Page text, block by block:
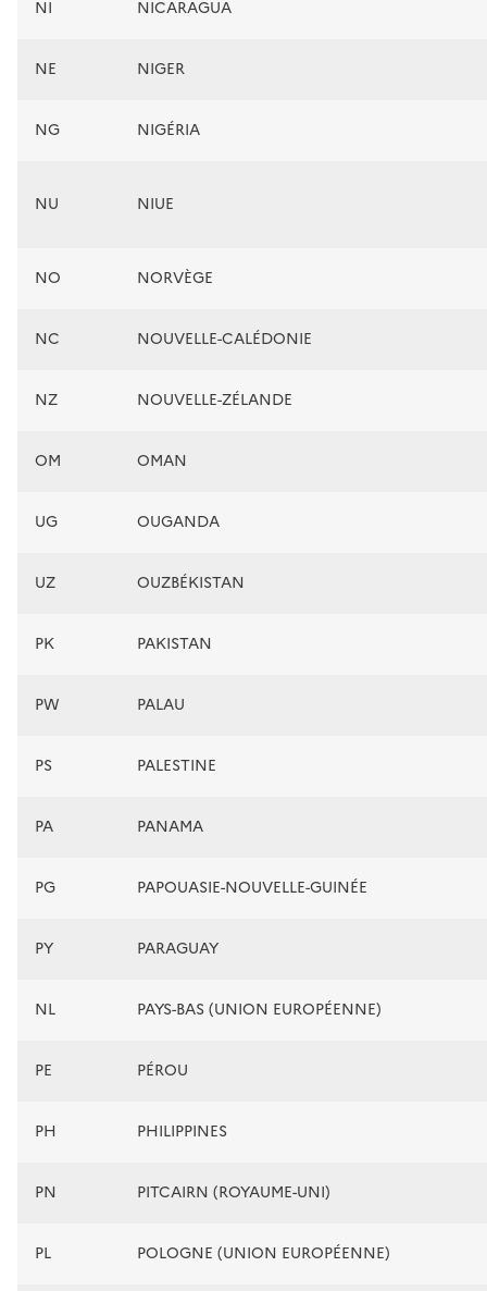
NI NICARAGUA
NE NIGER
NG NIGÉRIA
NU NIUE
NO NORVÈGE
NC NOUVELLE-CALÉDONIE
NZ NOUVELLE-ZÉLANDE
OM OMAN
UG OUGANDA
UZ OUZBÉKISTAN
PK PAKISTAN
PW PALAU
PS PALESTINE
PA PANAMA
PG PAPOUASIE-NOUVELLE-GUINÉE
PY PARAGUAY
NL PAYS-BAS (UNION EUROPÉENNE)
PE PÉROU
PH PHILIPPINES
PN PITCAIRN (ROYAUME-UNI)
PL POLOGNE (UNION EUROPÉENNE)